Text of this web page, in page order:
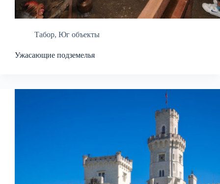
Табор, Юг объекты
Ужасающие подземелья